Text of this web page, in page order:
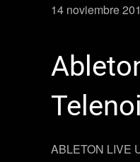
14 noviembre
ABLETON LIVE